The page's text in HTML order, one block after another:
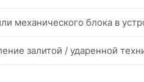
механического блока в
залитой / ударенной